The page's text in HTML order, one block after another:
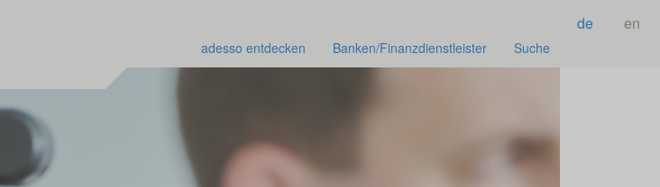
de en
adesso entdecken Banken/Finanzdienstleister Suche